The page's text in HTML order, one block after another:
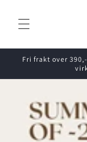
innholdet
Fri frakt over